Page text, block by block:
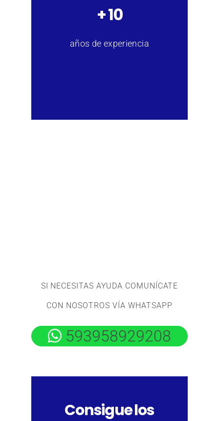
+ 10
años de experiencia
SI NECESITAS AYUDA COMUNÍCATE
CON NOSOTROS VÍA WHATSAPP
593958929208
Consigue los